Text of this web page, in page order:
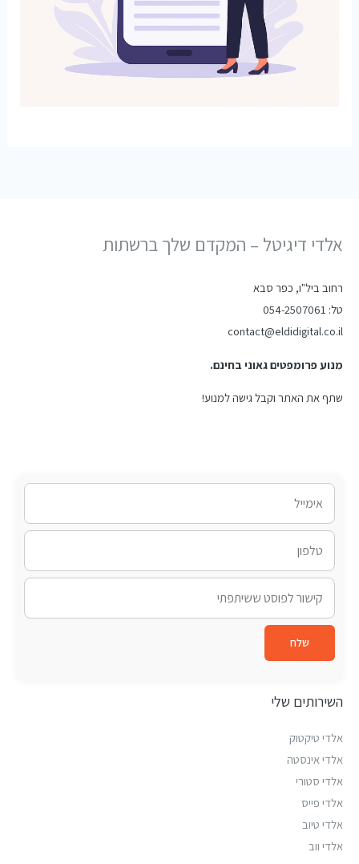
אלדי דיגיטל – המקדם שלך ברשתות
רחוב ביל"ו, כפר סבא
טל: 054-2507061
contact@eldidigital.co.il
מנוע פרומפטים גאוני בחינם.
שתף את האתר וקבל גישה למנוע!
שלח
השירותים שלי
אלדי טיקטוק
אלדי אינסטה
אלדי סטורי
אלדי פייס
אלדי טיוב
אלדי ווב